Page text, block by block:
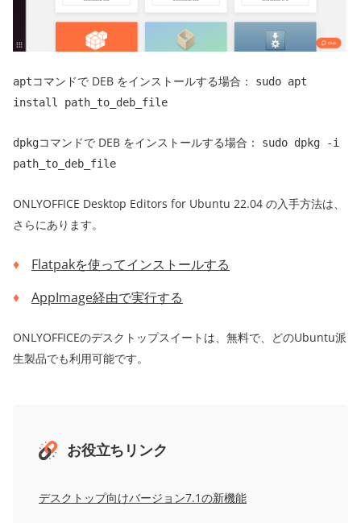
aptコマンドで DEB をインストールする場合：
sudo apt
install path_to_deb_file
dpkgコマンドで DEB をインストールする場合：
sudo dpkg -i
path_to_deb_file
ONLYOFFICE Desktop Editors for Ubuntu 22.04 の入手方法は、
さらにあります。
Flatpakを使ってインストールする
AppImage経由で実行する
ONLYOFFICEのデスクトップスイートは、無料で、どのUbuntu派
生製品でも利用可能です。
お役立ちリンク
デスクトップ向けバージョン7.1の新機能